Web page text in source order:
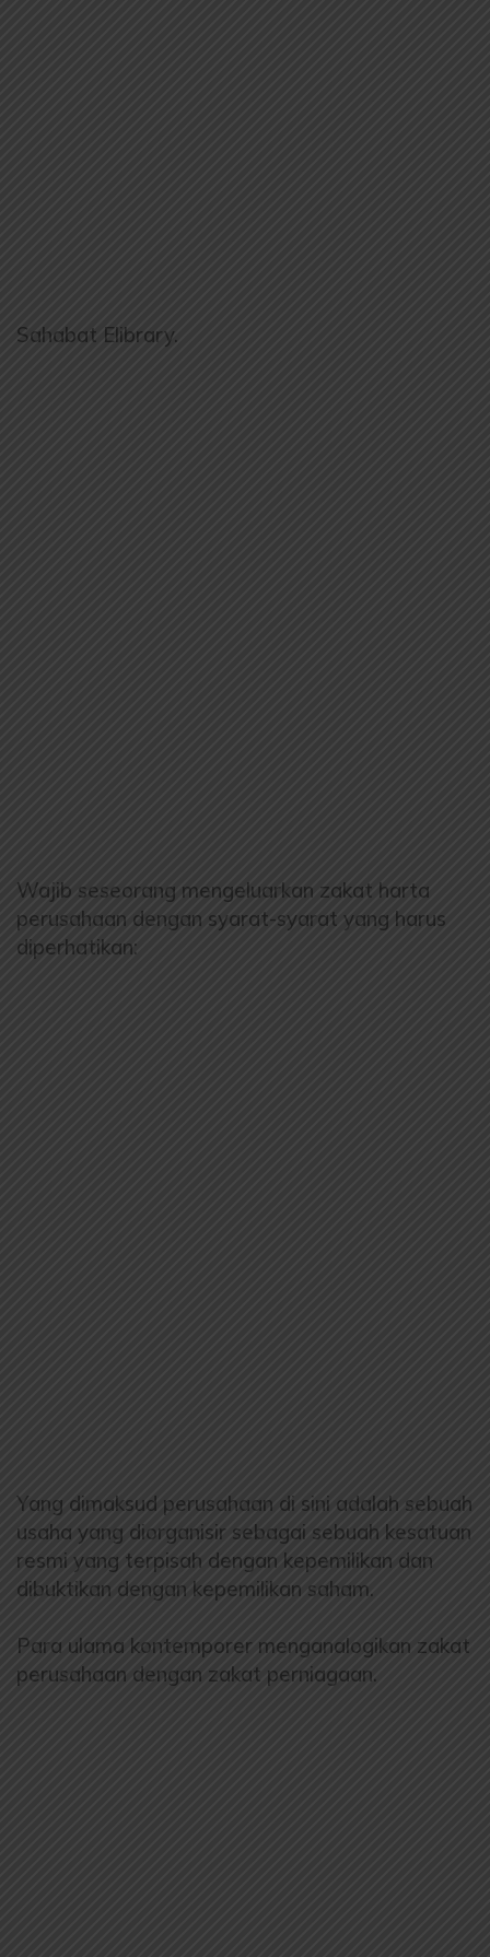
Sahabat Elibrary.
Wajib seseorang mengeluarkan zakat harta
perusahaan dengan syarat-syarat yang harus
diperhatikan:
Yang dimaksud perusahaan di sini adalah sebuah
usaha yang diorganisir sebagai sebuah kesatuan
resmi yang terpisah dengan kepemilikan dan
dibuktikan dengan kepemilikan saham.
Para ulama kontemporer menganalogikan zakat
perusahaan dengan zakat perniagaan.